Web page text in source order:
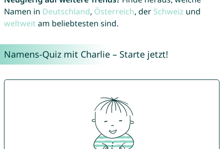
Namen in Deutschland, Österreich, der Schweiz und
weltweitam beliebtesten sind.
Namens-Quiz mit Charlie – Starte jetzt!